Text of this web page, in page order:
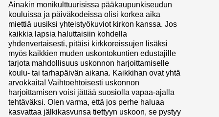
Ainakin monikulttuurisissa pääkaupunkiseudun
kouluissa ja päiväkodeissa olisi korkea aika
miettiä uusiksi yhteistyökuviot kirkon kanssa. Jos
kaikkia lapsia haluttaisiin kohdella
yhdenvertaisesti, pitäisi kirkkoreissujen lisäksi
myös kaikkien muden uskontokuntien edustajille
tarjota mahdollisuus uskonnon harjoittamiselle
koulu- tai tarhapäivän aikana. Kaikkihan ovat yhtä
arvokkaita! Vaihtoehtoisesti uskonnon
harjoittamisen voisi jättää suosiolla vapaa-ajalla
tehtäväksi. Olen varma, että jos perhe haluaa
kasvattaa jälkikasvunsa tiettyyn uskoon, se pystyy